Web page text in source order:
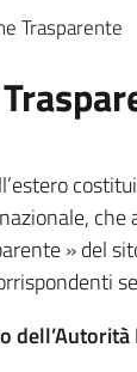
Trasparente
» del